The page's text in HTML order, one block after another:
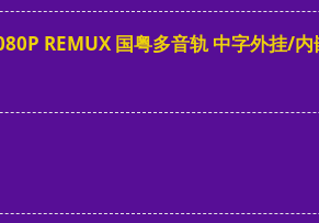
REMUX 国粤多音轨 中字外挂/